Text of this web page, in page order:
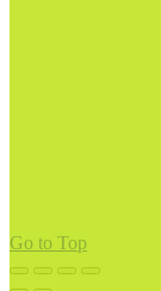
Go to Top